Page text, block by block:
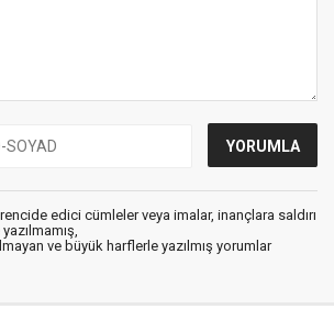
edici cümleler veya imalar, inançlara saldırı
ve büyük harflerle yazılmış yorumlar